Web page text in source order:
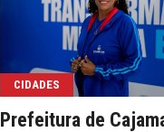
CIDADES
Prefeitura de